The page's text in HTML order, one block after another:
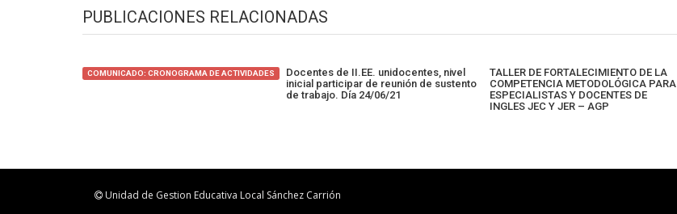
PUBLICACIONES RELACIONADAS
COMUNICADO: CRONOGRAMA DE ACTIVIDADES
Docentes de II.EE. unidocentes, nivel
inicial participar de reunión de sustento
de trabajo. Día 24/06/21
TALLER DE FORTALECIMIENTO DE LA
COMPETENCIA METODOLÓGICA PARA
ESPECIALISTAS Y DOCENTES DE
INGLES JEC Y JER – AGP
Unidad de Gestion Educativa Local Sánchez Carrión